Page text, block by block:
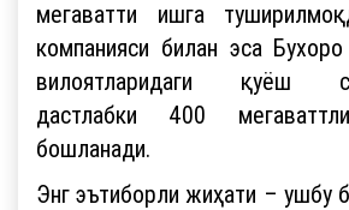
мегаватти ишга
компанияси билан эса
вилоятларидаги қуёш
дастлабки 400
бошланади.
Энг эътиборли жиҳати – ушбу